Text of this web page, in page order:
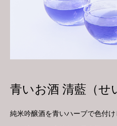
青いお酒 清藍（せ
純米吟醸酒を青いハーブで色付